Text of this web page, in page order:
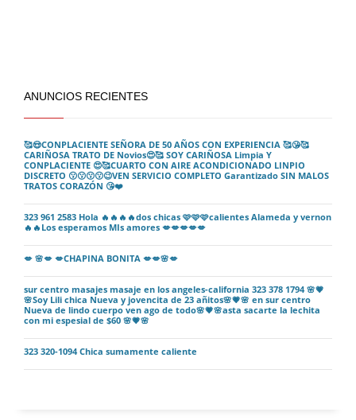
ANUNCIOS RECIENTES
🥰😍CONPLACIENTE SEÑORA DE 50 AÑOS CON EXPERIENCIA 🥰😘🥰
CARIÑOSA TRATO DE Novios😍🥰 SOY CARIÑOSA Limpia Y
CONPLACIENTE 😍🥰CUARTO CON AIRE ACONDICIONADO LINPIO
DISCRETO 😗😗😗😗😉VEN SERVICIO COMPLETO Garantizado SIN MALOS
TRATOS CORAZÓN 😘❤️
323 961 2583 Hola 🔥🔥🔥🔥dos chicas 🩷🩷🩷calientes Alameda y vernon
🔥🔥Los esperamos MIs amores 💋💋💋💋💋
💋 🌸💋 💋CHAPINA BONITA 💋💋🌸💋
sur centro masajes masaje en los angeles-california 323 378 1794 🌸💗
🌸Soy Lili chica Nueva y jovencita de 23 añitos🌸💗🌸 en sur centro
Nueva de lindo cuerpo ven ago de todo🌸💗🌸asta sacarte la lechita
con mi espesial de $60 🌸💗🌸
323 320-1094 Chica sumamente caliente